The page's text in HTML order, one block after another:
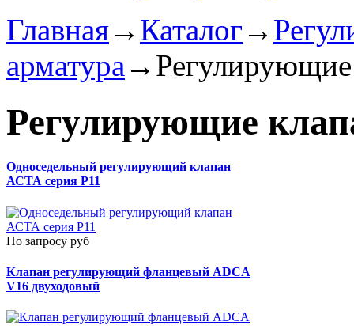
Главная→ Каталог →
арматура →
Регулирующие
Односедельный регулирующий клапан
АСТА серия Р11
По запросу руб
Клапан регулирующий фланцевый ADCA
V16 двуходовый